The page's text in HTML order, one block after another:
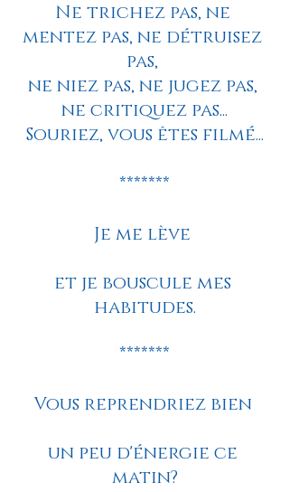
Ne trichez pas, ne
mentez pas, ne détruisez
pas,
ne niez pas, ne jugez pas,
ne critiquez pas...
Souriez, vous êtes filmé...
*******
Je me lève
et je bouscule mes
habitudes.
*******
Vous reprendriez bien
un peu d'énergie ce
matin?